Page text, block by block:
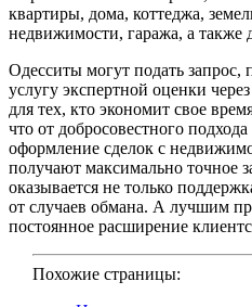
квартиры, дома, коттеджа,
недвижимости, гаража, а также
Одесситы могут подать запрос,
услугу экспертной оценки
для тех, кто экономит свое
что от добросовестного
оформление сделок с
получают максимально точное
оказывается не только
от случаев обмана. А лучшим
постоянное расширение
Похожие страницы: